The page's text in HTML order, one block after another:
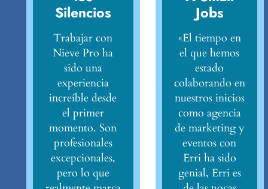
Silencios
Trabajar con
Nieve Pro ha
sido una
experiencia
increíble desde
el primer
momento. Son
profesionales
excepcionales,
pero lo que
Jobs
«El tiempo en
el que hemos
estado
colaborando en
nuestros inicios
como agencia
de marketing y
eventos con
Erri ha sido
genial, Erri es